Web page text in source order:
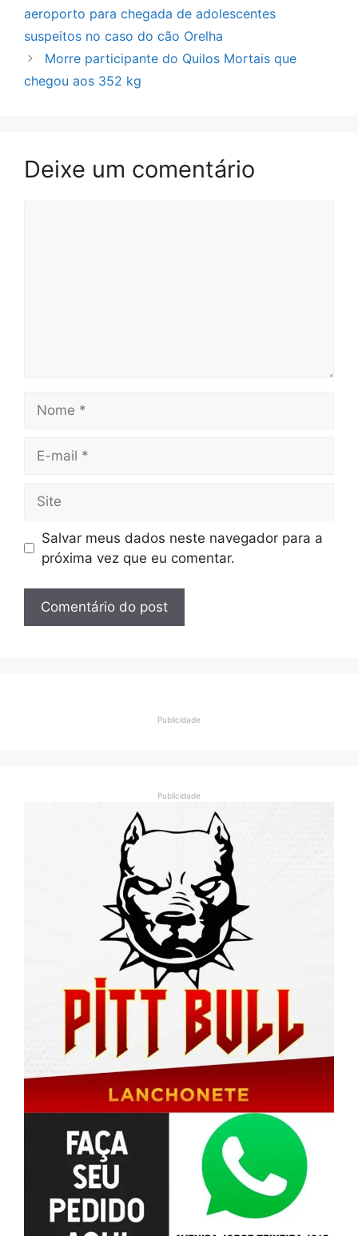
aeroporto para chegada de adolescentes
suspeitos no caso do cão Orelha
Morre participante do Quilos Mortais que
chegou aos 352 kg
Deixe um comentário
mail
Salvar meus dados neste navegador para a
próxima vez que eu comentar.
Publicidade
Publicidade